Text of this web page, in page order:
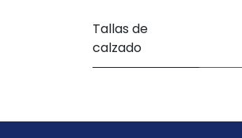
Tallas de
calzado